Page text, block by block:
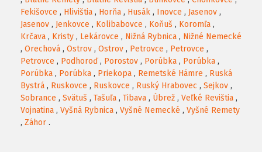
Fekišovce , Hlivištia , Horňa , Husák , Inovce , Jasenov ,
Jasenov , Jenkovce , Kolibabovce , Koňuš , Koromľa ,
Krčava , Kristy , Lekárovce , Nižná Rybnica , Nižné Nemecké
, Orechová , Ostrov , Ostrov , Petrovce , Petrovce ,
Petrovce , Podhoroď, Porostov , Porúbka , Porúbka ,
Porúbka , Porúbka , Priekopa , Remetské Hámre , Ruská
Bystrá , Ruskovce , Ruskovce , Ruský Hrabovec , Sejkov ,
Sobrance , Svätuš , Tašuľa , Tibava , Úbrež , Veľké Revištia ,
Vojnatina , Vyšná Rybnica , Vyšné Nemecké , Vyšné Remety
, Záhor .